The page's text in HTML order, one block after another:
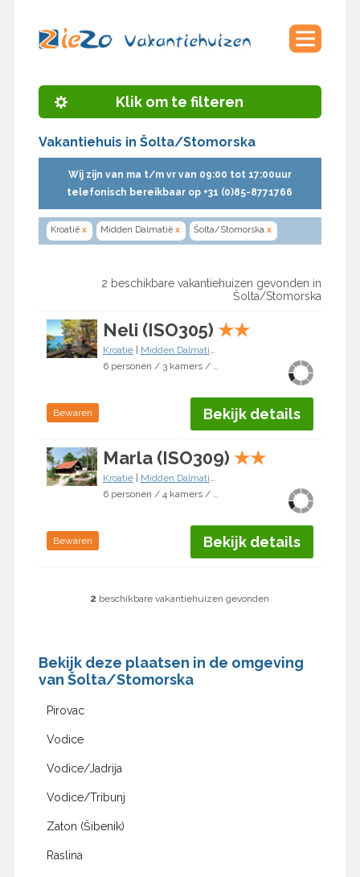
Klik om te filteren
Vakantiehuis in Šolta/Stomorska
Wij zijn van ma t/m vr van 09:00 tot 17:00uur
telefonisch bereikbaar op +31 (0)85-8771766
Kroatië x Midden Dalmatië x Šolta/Stomorska x
2 beschikbare vakantiehuizen gevonden in
Šolta/Stomorska
Neli (ISO305) ★★
Kroatië| Midden Dalmatië
6 personen / 3 kamers / 2 slaapkamers
Bewaren Bekijk details
Marla (ISO309) ★★
Kroatië| Midden Dalmatië
6 personen / 4 kamers / 3 slaapkamers
Bewaren Bekijk details
2 beschikbare vakantiehuizen gevonden
Bekijk deze plaatsen in de omgeving
van Šolta/Stomorska
Pirovac
Vodice
Vodice/Jadrija
Vodice/Tribunj
Zaton (Šibenik)
Raslina